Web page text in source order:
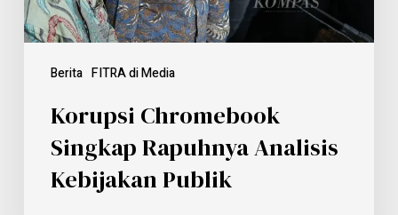
Berita FITRA di Media
Korupsi Chromebook
Singkap Rapuhnya Analisis
Kebijakan Publik